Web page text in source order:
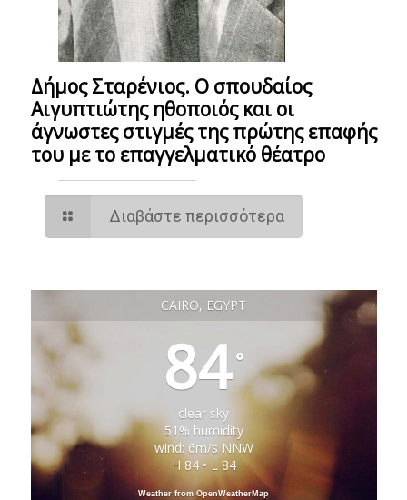
Δήμος Σταρένιος. Ο σπουδαίος
Αιγυπτιώτης ηθοποιός και οι
άγνωστες στιγμές της πρώτης επαφής
του με το επαγγελματικό θέατρο
Διαβάστε περισσότερα
CAIRO, EGYPT
84°
clear sky
51% humidity
wind: 6m/s NNW
H 84 • L 84
Weather from OpenWeatherMap